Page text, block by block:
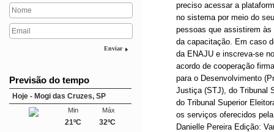
Enviar
Previsão do tempo
Hoje - Mogi das Cruzes, SP
Máx
32ºC
Min
21ºC
preciso acessar a
no sistema por meio do
pessoas que assistirem às
da capacitação. Em caso
da ENAJU e inscreva-se
acordo de cooperação
para o Desenvolvimento
Justiça (STJ), do Tribunal
do Tribunal Superior
os serviços oferecidos
Danielle Pereira Edição: